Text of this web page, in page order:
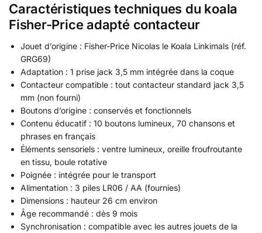
Caractéristiques techniques du koala
Fisher-Price adapté contacteur
Jouet d’origine : Fisher-Price Nicolas le Koala Linkimals (réf.
GRG69)
Adaptation : 1 prise jack 3,5 mm intégrée dans la coque
Contacteur compatible : tout contacteur standard jack 3,5
mm (non fourni)
Boutons d’origine : conservés et fonctionnels
Contenu éducatif : 10 boutons lumineux, 70 chansons et
phrases en français
Éléments sensoriels : ventre lumineux, oreille froufroutante
en tissu, boule rotative
Poignée : intégrée pour le transport
Alimentation : 3 piles LR06 / AA (fournies)
Dimensions : hauteur 26 cm environ
Âge recommandé : dès 9 mois
Synchronisation : compatible avec les autres jouets de la